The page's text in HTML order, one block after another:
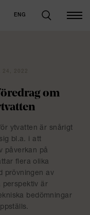
ENG
om
ytvatten är snårigt
bl.a. i att
påverkan på
flera olika
prövningen av
perspektiv är
bedömningar